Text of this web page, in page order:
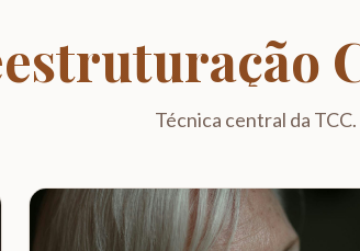
Técnica central da TCC.